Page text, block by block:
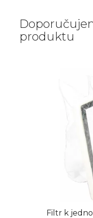
produktu
Filtr k